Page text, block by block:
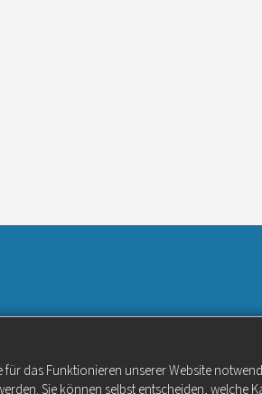
das Funktionieren unserer Website
Sie können selbst entscheiden, welche